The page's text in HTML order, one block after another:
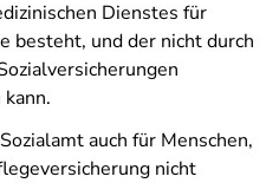
Dienstes für
besteht, und der nicht durch
auch für Menschen,
nicht